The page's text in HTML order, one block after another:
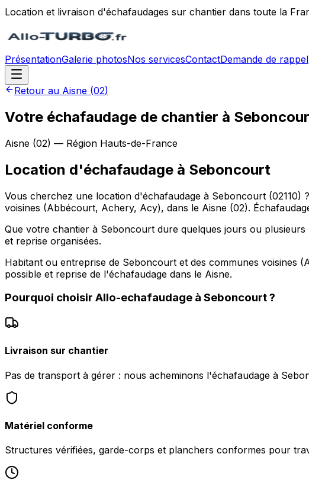
Location et livraison d'échafaudages sur chantier dans toute la
PrésentationGalerie photosNos servicesContactDemande de rappel
Retour au Aisne (02)
Votre échafaudage de chantier à
Aisne (02) — Région Hauts-de-France
Location d'échafaudage à Seboncourt
Vous cherchez une location d'échafaudage à Seboncourt
voisines (Abbécourt, Achery, Acy), dans le Aisne (02).
Que votre chantier à Seboncourt dure quelques jours ou
et reprise organisées.
Habitant ou entreprise de Seboncourt et des communes voisines
possible et reprise de l'échafaudage dans le Aisne.
Pourquoi choisir Allo-echafaudage à Seboncourt?
Livraison sur chantier
Pas de transport à gérer : nous acheminons l'échafaudage à
Matériel conforme
Structures vérifiées, garde-corps et planchers conformes pour